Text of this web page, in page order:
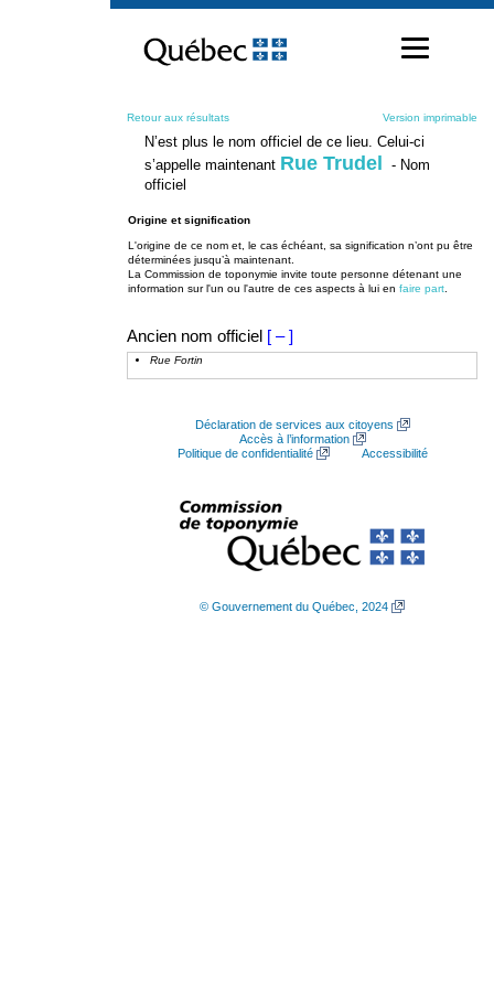
contenu
Retour aux résultats Version imprimable
N’est plus le nom officiel de ce lieu. Celui-ci
s’appelle maintenant Rue Trudel
- Nom
officiel
Origine et signification
L'origine de ce nom et, le cas échéant, sa signification n’ont pu être
déterminées jusqu’à maintenant.
La Commission de toponymie invite toute personne détenant une
information sur l'un ou l'autre de ces aspects à lui en faire part
Ancien nom officiel [ – ]
Rue Fortin
Déclaration de services aux citoyens
Accès à l’information
Politique de confidentialité
Accessibilité
© Gouvernement du Québec, 2024